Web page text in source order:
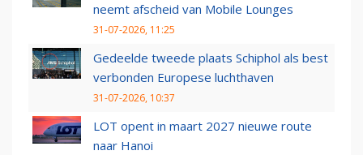
neemt afscheid van Mobile Lounges
31-07-2026, 11:25
Gedeelde tweede plaats Schiphol als best
verbonden Europese luchthaven
31-07-2026, 10:37
LOT opent in maart 2027 nieuwe route
naar Hanoi